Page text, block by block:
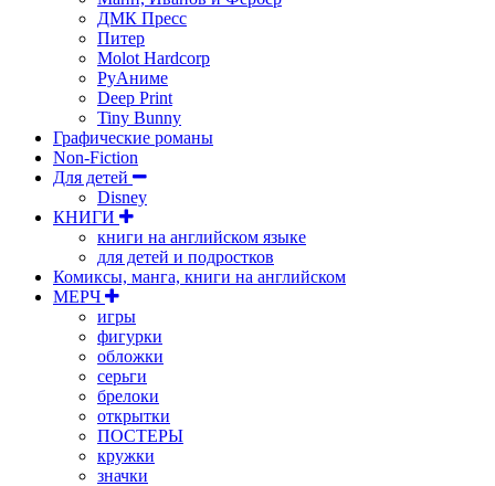
ДМК Пресс
Питер
Molot Hardcorp
РуАниме
Deep Print
Tiny Bunny
Графические романы
Non-Fiction
Для детей
Disney
КНИГИ
книги на английском языке
для детей и подростков
Комиксы, манга, книги на английском
МЕРЧ
игры
фигурки
обложки
серьги
брелоки
открытки
ПОСТЕРЫ
кружки
значки